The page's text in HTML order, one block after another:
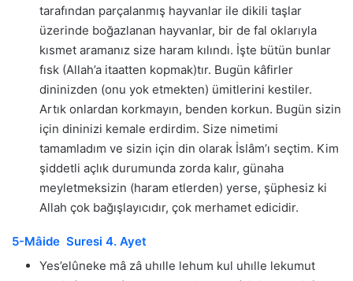
tarafından parçalanmış hayvanlar ile dikili taşlar
üzerinde boğazlanan hayvanlar, bir de fal oklarıyla
kısmet aramanız size haram kılındı. İşte bütün bunlar
fısk (Allah’a itaatten kopmak)tır. Bugün kâfirler
dininizden (onu yok etmekten) ümitlerini kestiler.
Artık onlardan korkmayın, benden korkun. Bugün sizin
için dininizi kemale erdirdim. Size nimetimi
tamamladım ve sizin için din olarak İslâm’ı seçtim. Kim
şiddetli açlık durumunda zorda kalır, günaha
meyletmeksizin (haram etlerden) yerse, şüphesiz ki
Allah çok bağışlayıcıdır, çok merhamet edicidir.
5-Mâide Suresi 4. Ayet
Yes’elûneke mâ zâ uhılle lehum kul uhılle lekumut